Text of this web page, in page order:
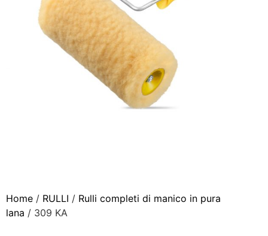
Home / RULLI / Rulli completi di manico in pura
lana / 309 KA